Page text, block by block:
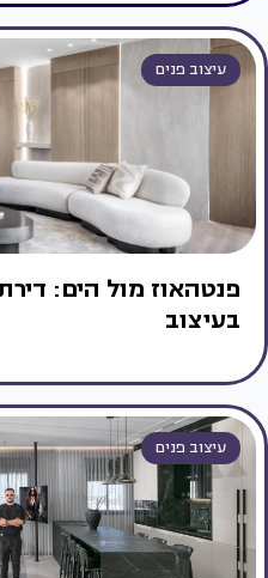
עיצוב פנים
פנטהאוז מול הים:
בעיצוב
עיצוב פנים